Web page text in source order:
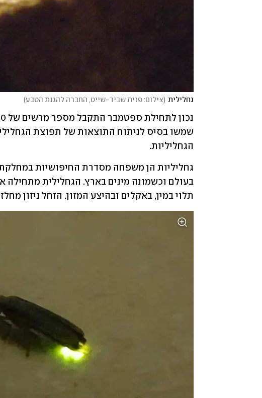
גחלילית (צילום: פזית שביד-שייט, החברה להגנת הטבע)
הגחליליות.
תלוי במין, באקלים ובהיצע המזון. הזחל ניזון